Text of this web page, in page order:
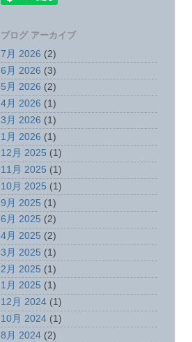
ブログ アーカイブ
7月 2026 (2)
6月 2026 (3)
5月 2026 (2)
4月 2026 (1)
3月 2026 (1)
1月 2026 (1)
12月 2025 (1)
11月 2025 (1)
10月 2025 (1)
9月 2025 (1)
6月 2025 (2)
4月 2025 (2)
3月 2025 (1)
2月 2025 (1)
1月 2025 (1)
12月 2024 (1)
10月 2024 (1)
8月 2024 (2)